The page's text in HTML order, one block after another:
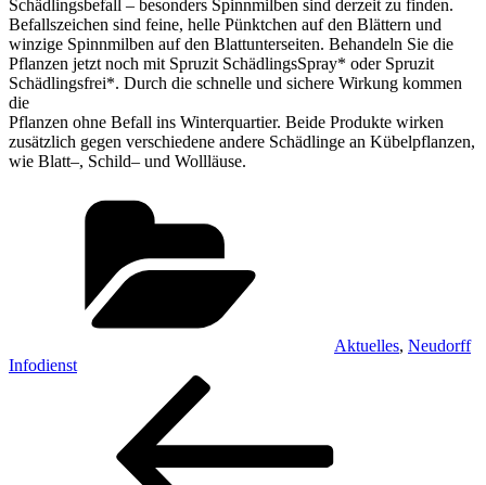
Schädlingsbefall – besonders Spinnmilben sind derzeit zu finden.
Befallszeichen sind feine, helle Pünktchen auf den Blättern und
winzige Spinnmilben auf den Blattunterseiten. Behandeln Sie die
Pflanzen jetzt noch mit Spruzit SchädlingsSpray* oder Spruzit
Schädlingsfrei*. Durch die schnelle und sichere Wirkung kommen
die
Pflanzen ohne Befall ins Winterquartier. Beide Produkte wirken
zusätzlich gegen verschiedene andere Schädlinge an Kübelpflanzen,
wie Blatt–, Schild– und Wollläuse.
Aktuelles, Neudorff
Infodienst
Beitragsnavigation